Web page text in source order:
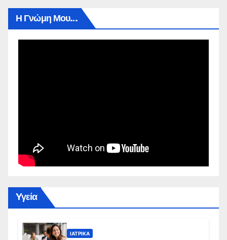
Η Γνώμη Μου…
Yγεία
ΙΑΤΡΙΚΆ